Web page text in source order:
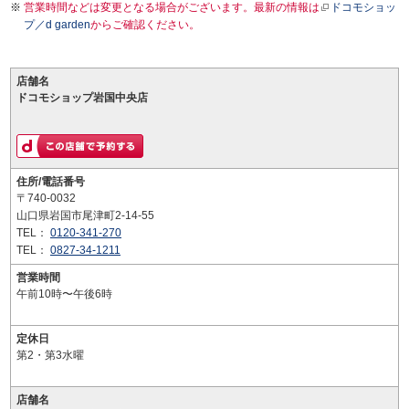
営業時間などは変更となる場合がございます。最新の情報は
ドコモショッ
プ／d gardenからご確認ください。
店舗名
ドコモショップ岩国中央店
住所/電話番号
〒740-0032
山口県岩国市尾津町2-14-55
TEL： 0120-341-270
TEL： 0827-34-1211
営業時間
午前10時〜午後6時
定休日
第2・第3水曜
店舗名